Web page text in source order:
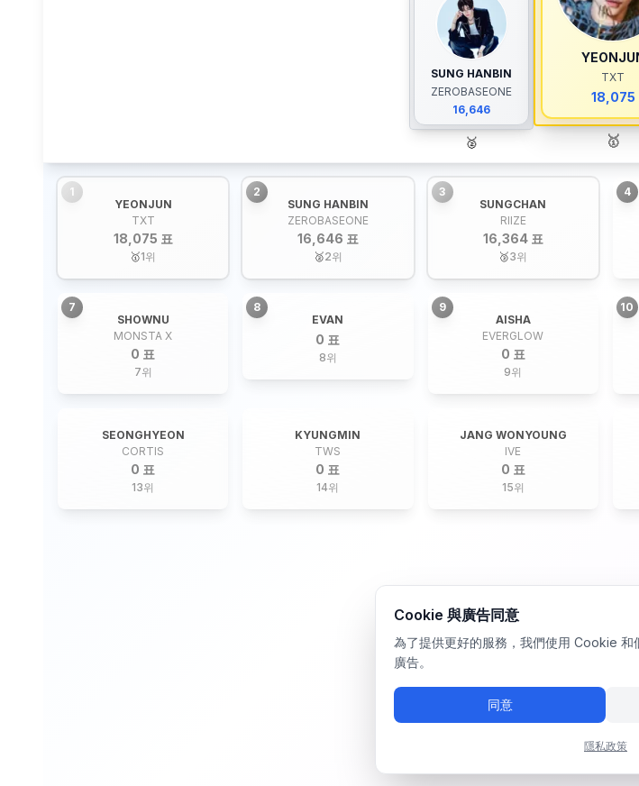
SUNG HANBIN
ZEROBASEONE
16,646
🥈
TXT
18,075
🥇
1
YEONJUN
TXT
18,075 표
🥇1위
2
SUNG HANBIN
ZEROBASEONE
16,646 표
🥈2위
3
SUNGCHAN
RIIZE
16,364 표
🥉3위
4
7
SHOWNU
MONSTA X
0 표
7위
8
EVAN
0 표
8위
9
AISHA
EVERGLOW
0 표
9위
10
SEONGHYEON
CORTIS
0 표
13위
KYUNGMIN
TWS
0 표
14위
JANG WONYOUNG
IVE
0 표
15위
Cookie 與廣告同意
為了提供更好的服務，我們使用 Cookie 和
廣告。
同意
隱私政策